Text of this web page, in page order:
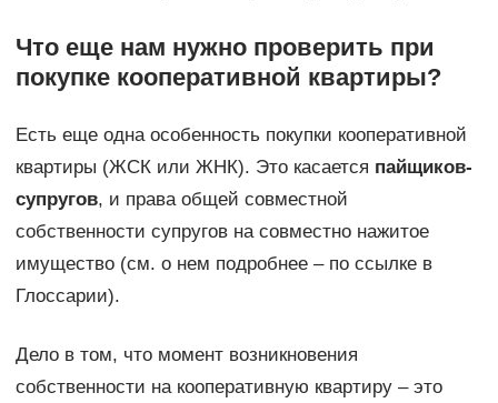
Что еще нам нужно проверить при
покупке кооперативной квартиры?
Есть еще одна особенность покупки кооперативной
квартиры (ЖСК или ЖНК). Это касается пайщиков-
супругов, и права общей совместной
собственности супругов на совместно нажитое
имущество (см. о нем подробнее – по ссылке в
Глоссарии).
Дело в том, что момент возникновения
собственности на кооперативную квартиру – это